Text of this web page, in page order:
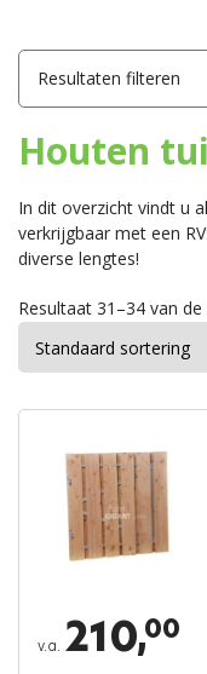
Resultaten filteren
Houten
In dit overzicht vindt u
verkrijgbaar met een
diverse lengtes!
Resultaat 31–34 van
v.a. 210,00